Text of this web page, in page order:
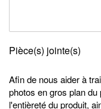
Pièce(s) jointe(s)
Afin de nous aider à
photos en gros plan
l'entièreté du produit,